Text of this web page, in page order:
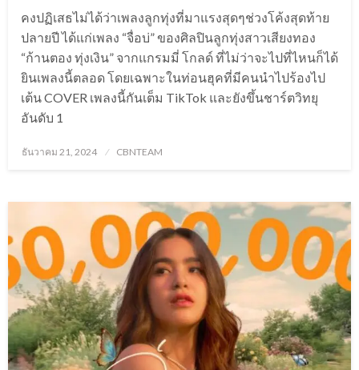
คงปฏิเสธไม่ได้ว่าเพลงลูกทุ่งที่มาแรงสุดๆช่วงโค้งสุดท้าย
ปลายปี ได้แก่เพลง “จื่อบ่” ของศิลปินลูกทุ่งสาวเสียงทอง
“ก้านตอง ทุ่งเงิน” จากแกรมมี่ โกลด์ ที่ไม่ว่าจะไปที่ไหนก็ได้
ยินเพลงนี้ตลอด โดยเฉพาะในท่อนฮุคที่มีคนนำไปร้องไป
เต้น COVER เพลงนี้กันเต็ม TikTok และยังขึ้นชาร์ตวิทยุ
อันดับ 1
Posted
ธันวาคม 21, 2024 CBNTEAM